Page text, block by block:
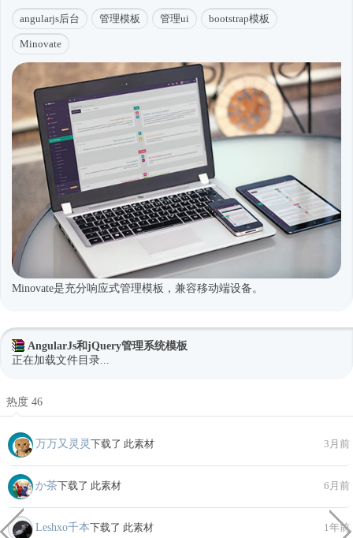
angularjs后台 管理模板 管理ui bootstrap模板
Minovate
Minovate是充分响应式管理模板，兼容移动端设备。
AngularJs和jQuery管理系统模板
正在加载文件目录...
热度 46
万万又灵灵 下载了 此素材 3月前
か茶下载了 此素材 6月前
Leshxo千本下载了 此素材 1年前